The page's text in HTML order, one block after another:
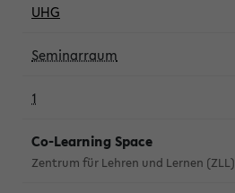
UHG
Seminarraum
1
Co-Learning Space
Zentrum für Lehren und Lernen (ZLL)